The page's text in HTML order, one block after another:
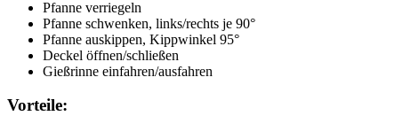
Pfanne verriegeln
Pfanne schwenken, links/rechts je 90°
Pfanne auskippen, Kippwinkel 95°
Deckel öffnen/schließen
Gießrinne einfahren/ausfahren
Vorteile: